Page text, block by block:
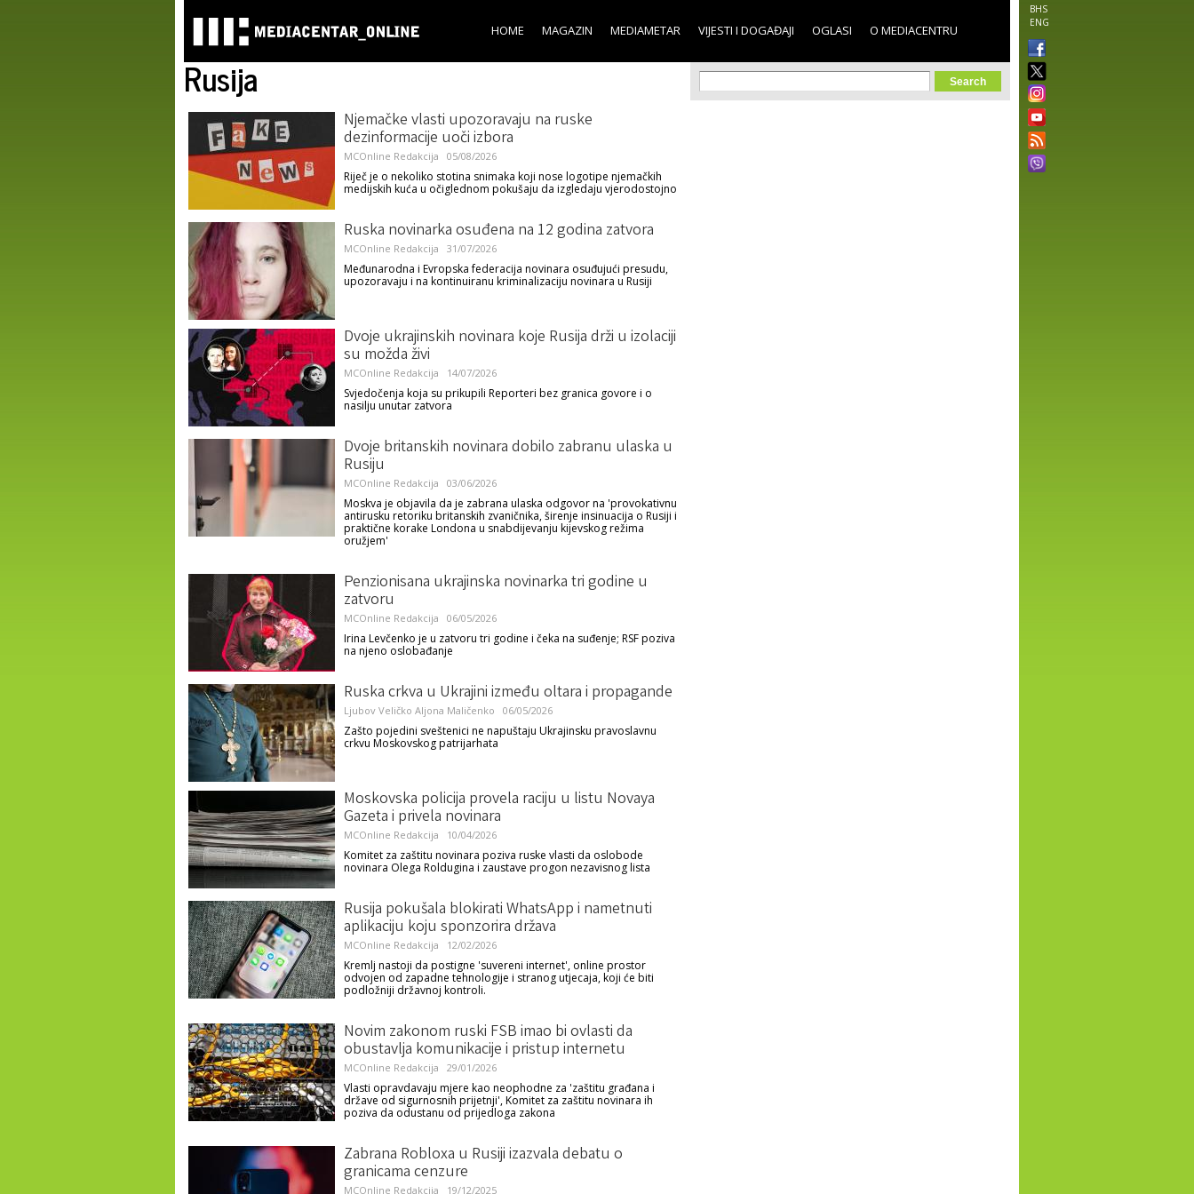
main
content
BHS
ENG
HOME MAGAZIN MEDIAMETAR VIJESTI I DOGAĐAJI OGLASI O MEDIACENTRU
Rusija
Njemačke vlasti upozoravaju na ruske
dezinformacije uoči izbora
MCOnline Redakcija 05/08/2026
Riječ je o nekoliko stotina snimaka koji nose logotipe njemačkih
medijskih kuća u očiglednom pokušaju da izgledaju vjerodostojno
Ruska novinarka osuđena na 12 godina zatvora
MCOnline Redakcija 31/07/2026
Međunarodna i Evropska federacija novinara osuđujući presudu,
upozoravaju i na kontinuiranu kriminalizaciju novinara u Rusiji
Dvoje ukrajinskih novinara koje Rusija drži u izolaciji
su možda živi
MCOnline Redakcija 14/07/2026
Svjedočenja koja su prikupili Reporteri bez granica govore i o
nasilju unutar zatvora
Dvoje britanskih novinara dobilo zabranu ulaska u
Rusiju
MCOnline Redakcija 03/06/2026
Moskva je objavila da je zabrana ulaska odgovor na 'provokativnu
antirusku retoriku britanskih zvaničnika, širenje insinuacija o Rusiji i
praktične korake Londona u snabdijevanju kijevskog režima
oružjem'
Penzionisana ukrajinska novinarka tri godine u
zatvoru
MCOnline Redakcija 06/05/2026
Irina Levčenko je u zatvoru tri godine i čeka na suđenje; RSF poziva
na njeno oslobađanje
Ruska crkva u Ukrajini između oltara i propagande
Ljubov Veličko Aljona Maličenko 06/05/2026
Zašto pojedini sveštenici ne napuštaju Ukrajinsku pravoslavnu
crkvu Moskovskog patrijarhata
Moskovska policija provela raciju u listu Novaya
Gazeta i privela novinara
MCOnline Redakcija 10/04/2026
Komitet za zaštitu novinara poziva ruske vlasti da oslobode
novinara Olega Roldugina i zaustave progon nezavisnog lista
Rusija pokušala blokirati WhatsApp i nametnuti
aplikaciju koju sponzorira država
MCOnline Redakcija 12/02/2026
Kremlj nastoji da postigne 'suvereni internet', online prostor
odvojen od zapadne tehnologije i stranog utjecaja, koji će biti
podložniji državnoj kontroli.
Novim zakonom ruski FSB imao bi ovlasti da
obustavlja komunikacije i pristup internetu
MCOnline Redakcija 29/01/2026
Vlasti opravdavaju mjere kao neophodne za 'zaštitu građana i
države od sigurnosnih prijetnji', Komitet za zaštitu novinara ih
poziva da odustanu od prijedloga zakona
Zabrana Robloxa u Rusiji izazvala debatu o
granicama cenzure
MCOnline Redakcija 19/12/2025
Search form
Search